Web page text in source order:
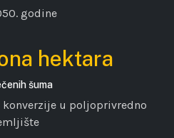
godine
hektara
šuma
u poljoprivredno